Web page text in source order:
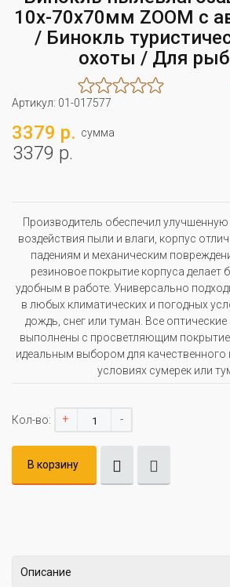
10х-70х70мм ZOOM с
/ Бинокль
охоты / Для
Артикул: 01-017577
3379 р. сумма
3379 р.
Производитель обеспечил
воздействия пыли и влаги, корпус
падениям и механическим
резиновое покрытие корпуса делает
удобным в работе. Универсально
в любых климатических и погодных
дождь, снег или туман. Все
выполнены с просветляющим
идеальным выбором для
условиях сумерек или
Кол-во: + -
В корзину
Описание